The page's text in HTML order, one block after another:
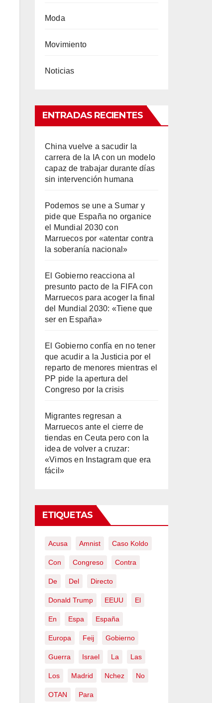
Moda
Movimiento
Noticias
ENTRADAS RECIENTES
China vuelve a sacudir la
carrera de la IA con un modelo
capaz de trabajar durante días
sin intervención humana
Podemos se une a Sumar y
pide que España no organice
el Mundial 2030 con
Marruecos por «atentar contra
la soberanía nacional»
El Gobierno reacciona al
presunto pacto de la FIFA con
Marruecos para acoger la final
del Mundial 2030: «Tiene que
ser en España»
El Gobierno confía en no tener
que acudir a la Justicia por el
reparto de menores mientras el
PP pide la apertura del
Congreso por la crisis
Migrantes regresan a
Marruecos ante el cierre de
tiendas en Ceuta pero con la
idea de volver a cruzar:
«Vimos en Instagram que era
fácil»
ETIQUETAS
Acusa Amnist Caso Koldo
Con Congreso Contra
De Del Directo
Donald Trump EEUU El
En Espa España
Europa Feij Gobierno
Guerra Israel La Las
Los Madrid Nchez No
OTAN Para